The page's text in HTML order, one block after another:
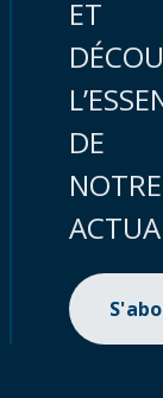
ET
DE
NOTRE